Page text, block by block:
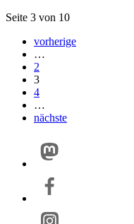
Seite 3 von 10
vorherige
…
2
3
4
…
nächste